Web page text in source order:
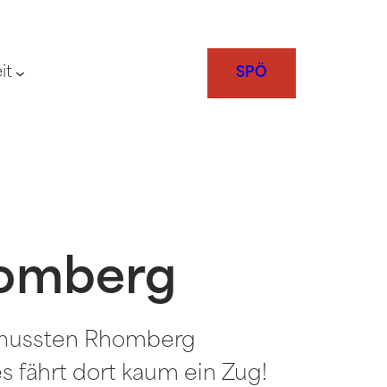
SPÖ
Rhomberg
fährt dort kaum ein Zug!